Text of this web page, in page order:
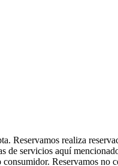
Reservamos realiza
servicios aquí
Reservamos no